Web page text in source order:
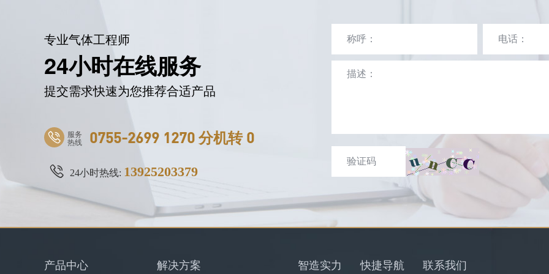
专业气体工程师
24小时在线服务
提交需求快速为您推荐合适产品
服务
热线 0755-2699 1270 分机转 0
24小时热线: 13925203379
产品中心 解决方案 智造实力 快捷导航 联系我们